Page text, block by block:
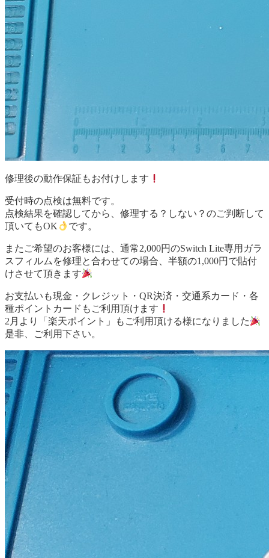
修理後の動作保証もお付けします
受付時の点検は無料です。
点検結果を確認してから、修理する？しない？のご判断して
頂いてもOK
です。
またご希望のお客様には、通常2,000円のSwitch Lite専用ガラ
スフィルムを修理と合わせての場合、半額の1,000円で貼付
けさせて頂きます
お支払いも現金・クレジット・QR決済・交通系カード・各
種ポイントカードもご利用頂けます
2月より「楽天ポイント」もご利用頂ける様になりました
是非、ご利用下さい。